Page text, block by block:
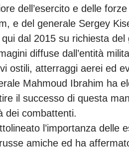
dell’esercito e delle
e del generale Sergey
dal 2015 su richiesta del
diffuse dall’entità
ostili, atterraggi aerei ed
Mahmoud Ibrahim ha
il successo di questa
dei combattenti.
l’importanza delle
amiche ed ha